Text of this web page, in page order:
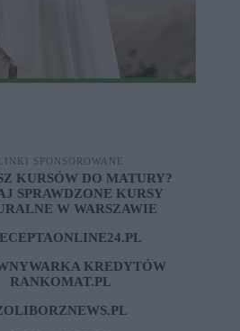
SPONSOROWANE
KURSÓW DO MATURY?
SPRAWDZONE KURSY
W WARSZAWIE
KREDYTÓW
RANKOMAT.PL